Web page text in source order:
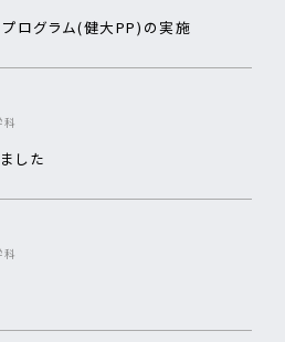
プログラム(健大PP)の実施
した